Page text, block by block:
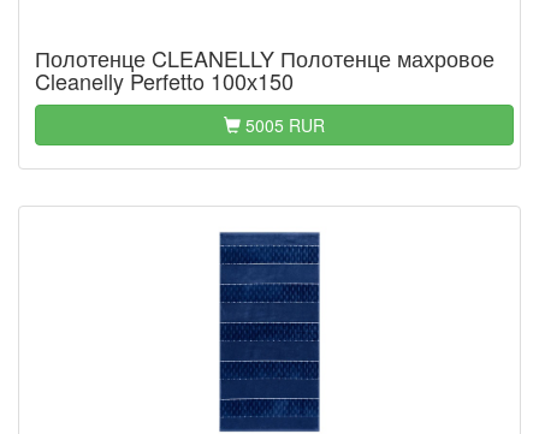
Полотенце CLEANELLY Полотенце махровое
Cleanelly Perfetto 100х150
5005 RUR